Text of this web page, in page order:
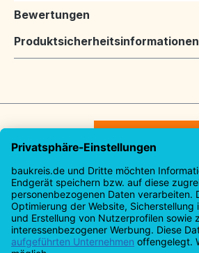
Bewertungen
Produktsicherheitsinformationen
Service-Hotline
Rechtliches
Informationen